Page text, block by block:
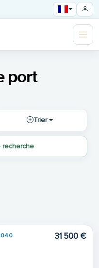
port
Trier
recherche
31 500 €